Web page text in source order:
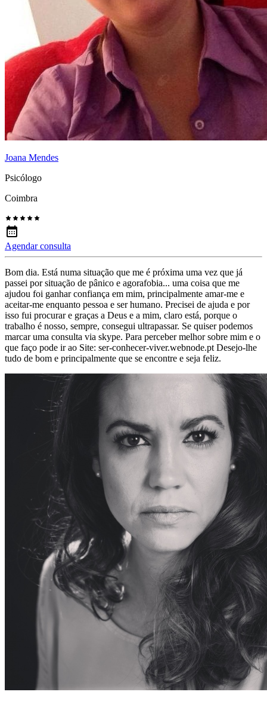
Joana Mendes
Psicólogo
Coimbra
Agendar consulta
Bom dia. Está numa situação que me é próxima uma vez que já
passei por situação de pânico e agorafobia... uma coisa que me
ajudou foi ganhar confiança em mim, principalmente amar-me e
aceitar-me enquanto pessoa e ser humano. Precisei de ajuda e por
isso fui procurar e graças a Deus e a mim, claro está, porque o
trabalho é nosso, sempre, consegui ultrapassar. Se quiser podemos
marcar uma consulta via skype. Para perceber melhor sobre mim e o
que faço pode ir ao Site: ser-conhecer-viver.webnode.pt Desejo-lhe
tudo de bom e principalmente que se encontre e seja feliz.